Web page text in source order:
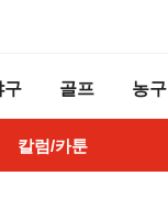
구 골프 농구
칼럼/카툰